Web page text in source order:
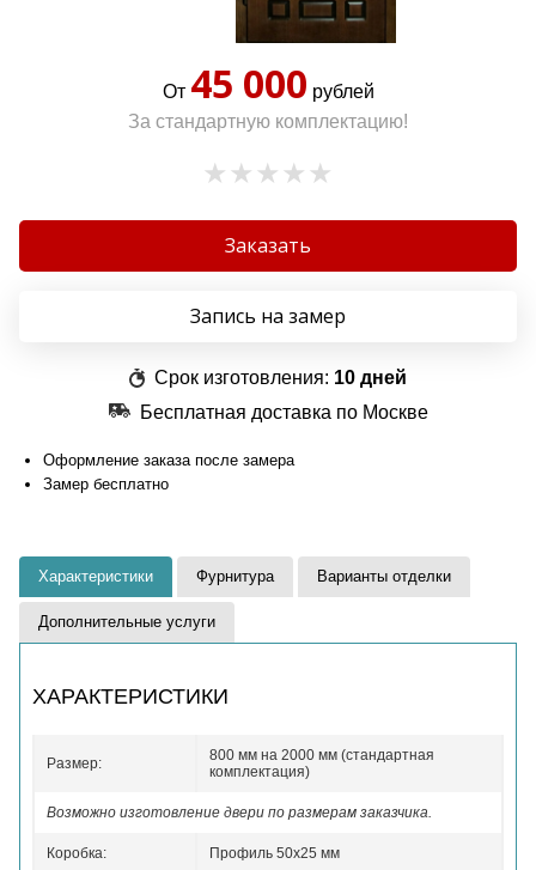
От 45 000 рублей
За стандартную комплектацию!
Заказать
Запись на замер
Срок изготовления: 10 дней
Бесплатная доставка по Москве
Оформление заказа после замера
Замер бесплатно
Характеристики Фурнитура Варианты отделки
Дополнительные услуги
ХАРАКТЕРИСТИКИ
Размер:
800 мм на 2000 мм (стандартная
комплектация)
Возможно изготовление двери по размерам заказчика.
Коробка: Профиль 50x25 мм